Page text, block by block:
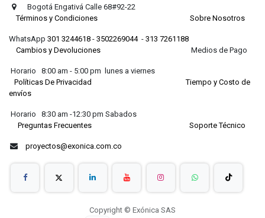
Bogotá Engativá Calle 68#92-22
Términos y Condiciones
Sobre Nosotros
WhatsApp 301 3244618 - 3502269044- 313 7261188
Cambios y Devoluciones Medios de Pago
Horario 8:00 am - 5:00 pm lunes a viernes
Políticas De Privacidad
Tiempo y Costo de
envíos
Horario 8:30 am -12:30 pm Sabados
Preguntas Frecuentes
Soporte Técnico
proyectos@exonica.com.co
Copyright © Exónica SAS